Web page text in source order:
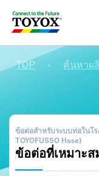
TOP ・ ค้นหาผ
ข้อต่อสำหรับระบบท่อในโ
TOYOFUSSO Hose)
ข้อต่อที่เหมาะส